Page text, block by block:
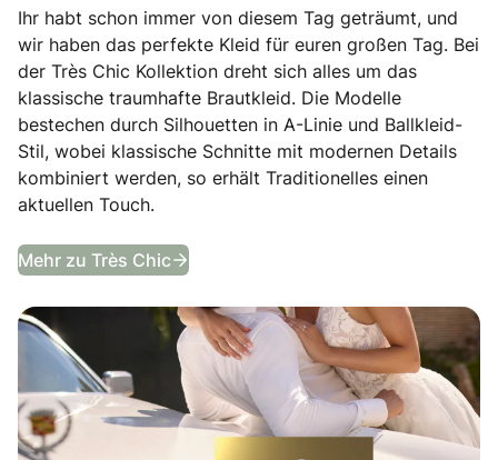
Ihr habt schon immer von diesem Tag geträumt, und
wir haben das perfekte Kleid für euren großen Tag. Bei
der Très Chic Kollektion dreht sich alles um das
klassische traumhafte Brautkleid. Die Modelle
bestechen durch Silhouetten in A-Linie und Ballkleid-
Stil, wobei klassische Schnitte mit modernen Details
kombiniert werden, so erhält Traditionelles einen
aktuellen Touch.
Mehr zu Très Chic Très Chic Bridal Wear. Die neuen